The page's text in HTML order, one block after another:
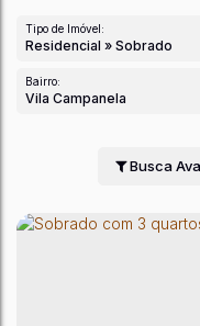
Tipo de Imóvel:
Residencial » Sobrado
Bairro:
Vila Campanela
Busca